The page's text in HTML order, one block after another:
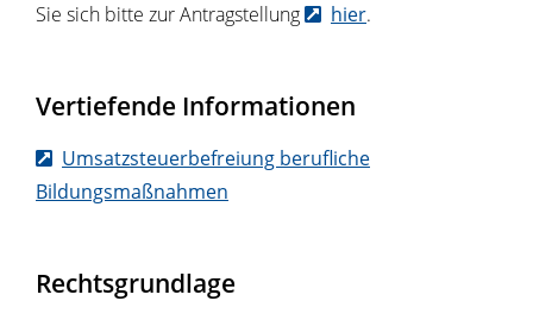
Sie sich bitte zur Antragstellung
hier.
Vertiefende Informationen
Umsatzsteuerbefreiung berufliche
Bildungsmaßnahmen
Rechtsgrundlage